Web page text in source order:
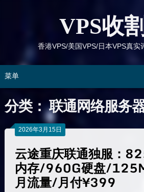
VPS收
香港VPS/美国VPS/日本VPS真实
菜单
分类：联通网络服务
2026年3月15日
云途重庆联通独服：
内存/960G硬盘/
月流量/月付¥399